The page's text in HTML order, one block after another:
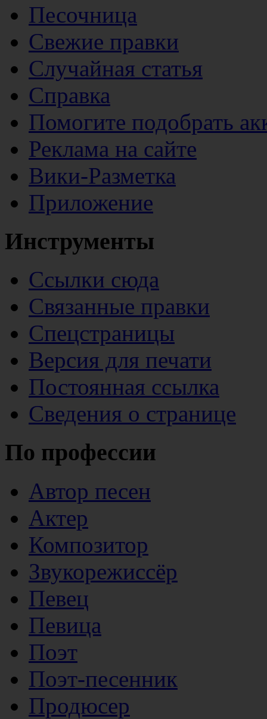
Песочница
Свежие правки
Случайная статья
Справка
Помогите подобрать
Реклама на сайте
Вики-Разметка
Приложение
Инструменты
Ссылки сюда
Связанные правки
Спецстраницы
Версия для печати
Постоянная ссылка
Сведения о странице
По профессии
Автор песен
Актер
Композитор
Звукорежиссёр
Певец
Певица
Поэт
Поэт-песенник
Продюсер